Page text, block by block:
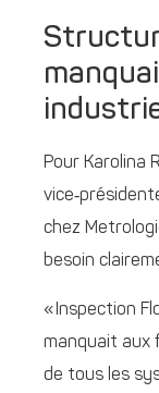
Pour Karolina
chez
besoin
« Inspection
manquait aux
de tous les